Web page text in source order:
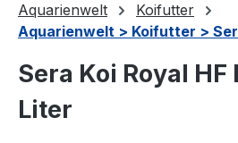
Aquarienwelt
Koifutter
Aquarienwelt > Koifutter >
Sera Koi Royal HF
Liter